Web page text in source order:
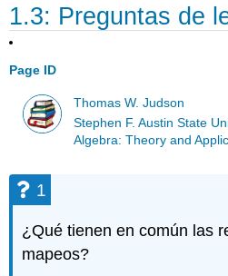
1.3: Preguntas de
Page ID
Thomas W. Judson
Stephen F. Austin State
Algebra: Theory and
1
¿Qué tienen en común las
mapeos?